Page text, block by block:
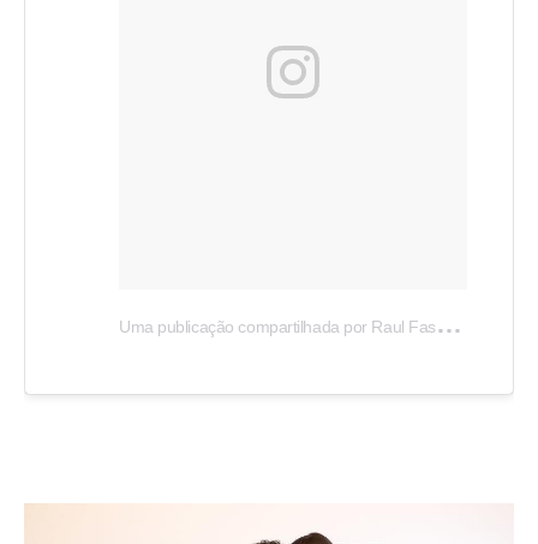
U
ma publicação compartilhada por Raul Fashionista (@raulfashionista)